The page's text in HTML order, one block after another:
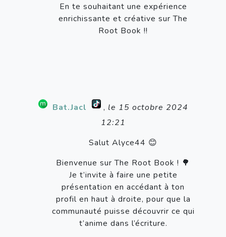
En te souhaitant une expérience
enrichissante et créative sur The
Root Book !!
Bat.Jacl , le 15 octobre 2024
12:21
Salut Alyce44 😊
Bienvenue sur The Root Book ! 🌳
Je t’invite à faire une petite
présentation en accédant à ton
profil en haut à droite, pour que la
communauté puisse découvrir ce qui
t’anime dans l’écriture.